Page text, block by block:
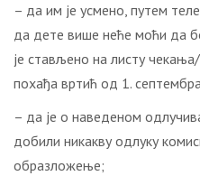
– да им је усмено, путем
да дете више неће моћи да
је стављено на листу
похађа вртић од 1.
– да је о наведеном
добили никакву одлуку
образложење;